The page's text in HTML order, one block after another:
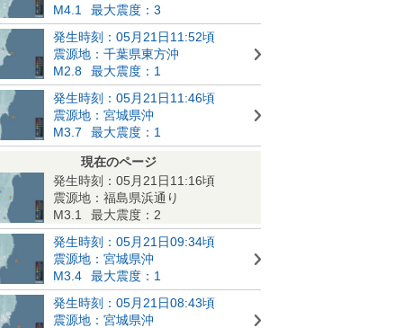
M4.1
最大震度：3
発生時刻：05月21日11:52頃
震源地：千葉県東方沖
M2.8
最大震度：1
発生時刻：05月21日11:46頃
震源地：宮城県沖
M3.7
最大震度：1
現在のページ
発生時刻：05月21日11:16頃
震源地：福島県浜通り
M3.1
最大震度：2
発生時刻：05月21日09:34頃
震源地：宮城県沖
M3.4
最大震度：1
発生時刻：05月21日08:43頃
震源地：宮城県沖